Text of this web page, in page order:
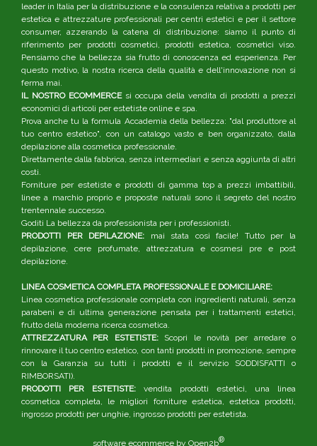
leader in Italia per la distribuzione e la consulenza relativa a prodotti per
estetica e attrezzature professionali per centri estetici e per il settore
consumer, azzerando la catena di distribuzione: siamo il punto di
riferimento per prodotti cosmetici, prodotti estetica, cosmetici viso.
Pensiamo che la bellezza sia frutto di conoscenza ed esperienza. Per
questo motivo, la nostra ricerca della qualità e dell'innovazione non si
ferma mai.
IL NOSTRO ECOMMERCEsi occupa della vendita di prodotti a prezzi
economici di articoli per estetiste online e spa.
Prova anche tu la formula Accademia della bellezza: "dal produttore al
tuo centro estetico", con un catalogo vasto e ben organizzato, dalla
depilazione alla cosmetica professionale.
Direttamente dalla fabbrica, senza intermediari e senza aggiunta di altri
costi.
Forniture per estetiste e prodotti di gamma top a prezzi imbattibili,
linee a marchio proprio e proposte naturali sono il segreto del nostro
trentennale successo.
Goditi La bellezza da professionista per i professionisti.
PRODOTTI PER DEPILAZIONE: mai stata così facile! Tutto per la
depilazione, cere profumate, attrezzatura e cosmesi pre e post
depilazione.
LINEA COSMETICA COMPLETA PROFESSIONALE E DOMICILIARE:
Linea cosmetica professionale completa con ingredienti naturali, senza
parabeni e di ultima generazione pensata per i trattamenti estetici,
frutto della moderna ricerca cosmetica.
ATTREZZATURA PER ESTETISTE:Scopri le novità per arredare o
rinnovare il tuo centro estetico, con tanti prodotti in promozione, sempre
con la Garanzia su tutti i prodotti e il servizio SODDISFATTI o
RIMBORSATI).
PRODOTTI PER ESTETISTE: vendita prodotti estetici, una linea
cosmetica completa, le migliori forniture estetica, estetica prodotti,
ingrosso prodotti per unghie, ingrosso prodotti per estetista.
software ecommerce by Open2b®